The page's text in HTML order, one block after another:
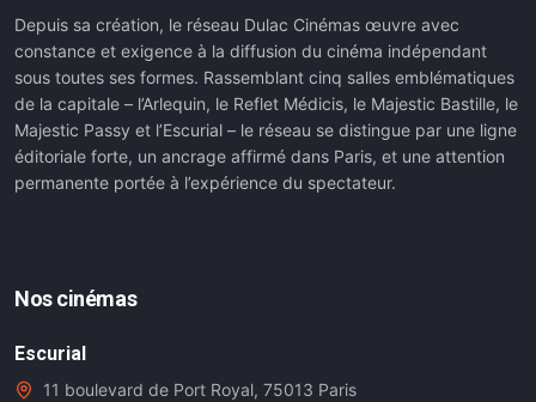
Depuis sa création, le réseau Dulac Cinémas œuvre avec
constance et exigence à la diffusion du cinéma indépendant
sous toutes ses formes. Rassemblant cinq salles emblématiques
de la capitale – l’Arlequin, le Reflet Médicis, le Majestic Bastille, le
Majestic Passy et l’Escurial – le réseau se distingue par une ligne
éditoriale forte, un ancrage affirmé dans Paris, et une attention
permanente portée à l’expérience du spectateur.
Nos cinémas
Escurial
11 boulevard de Port Royal, 75013 Paris